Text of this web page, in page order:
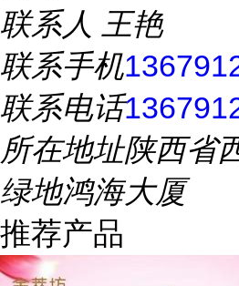
联系人 王艳
联系手机
联系电话
所在地址陕西省
绿地鸿海大厦
推荐产品